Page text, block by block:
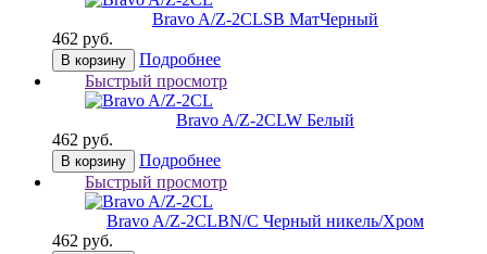
Bravo A/Z-2CLSB МатЧерный
462 руб.
В корзину
Подробнее
Быстрый просмотр
Bravo A/Z-2CLW Белый
462 руб.
В корзину
Подробнее
Быстрый просмотр
Bravo A/Z-2CLBN/C Черный никель/Хром
462 руб.